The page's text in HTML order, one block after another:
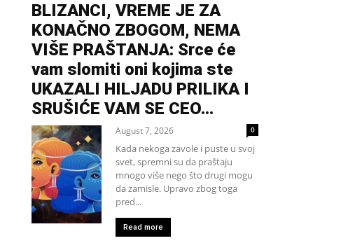
BLIZANCI, VREME JE ZA
KONAČNO ZBOGOM, NEMA
VIŠE PRAŠTANJA: Srce će
vam slomiti oni kojima ste
UKAZALI HILJADU PRILIKA I
SRUŠIĆE VAM SE CEO...
August 7, 2026 0
Kada nekoga zavole i puste u svoj
svet, spremni su da praštaju
mnogo više nego što drugi mogu
da zamisle. Upravo zbog toga
pred...
Read more